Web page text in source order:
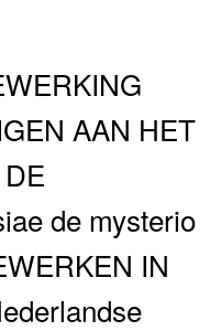
AAN HET
de mysterio
IN